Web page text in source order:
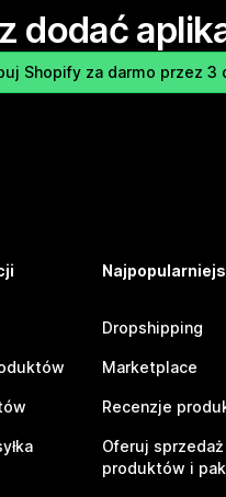
dodać
Shopify za darmo przez 3
Dropshipping
Marketplace
Recenzje
Oferuj
produktów i